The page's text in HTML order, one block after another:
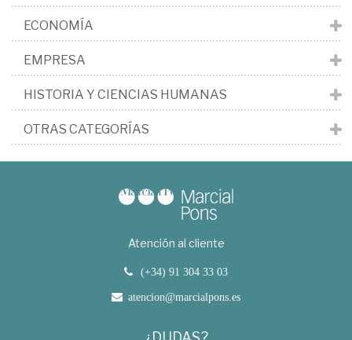
ECONOMÍA
EMPRESA
HISTORIA Y CIENCIAS HUMANAS
OTRAS CATEGORÍAS
Atención al cliente
(+34) 91 304 33 03
atencion@marcialpons.es